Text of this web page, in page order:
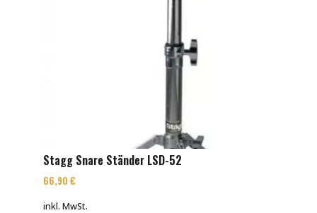
Stagg Snare Ständer LSD-52
66,90 €
inkl. MwSt.